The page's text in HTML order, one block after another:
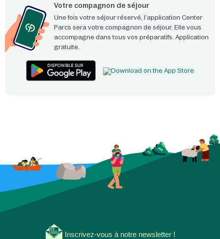
Votre compagnon de séjour
Une fois votre séjour réservé, l’application Center
Parcs sera votre compagnon de séjour. Elle vous
accompagne dans tous vos préparatifs. Application
gratuite.
Inscrivez-vous à notre newsletter !